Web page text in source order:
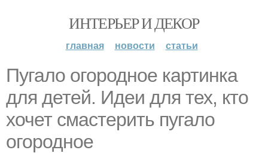
ИНТЕРЬЕР И ДЕКОР
главная новости статьи
Пугало огородное картинка
для детей. Идеи для тех, кто
хочет смастерить пугало
огородное